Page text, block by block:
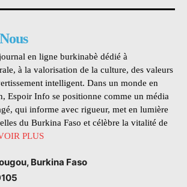
en ligne burkinabè dédié à
à la valorisation de la culture, des valeurs
intelligent. Dans un monde en
Espoir Info se positionne comme un média
qui informe avec rigueur, met en lumière
du Burkina Faso et célèbre la vitalité de
PLUS
Burkina Faso